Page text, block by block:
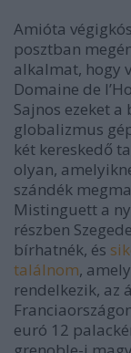
Amióta
posztban
alkalmat, hogy
Domaine de
Sajnos ezeket
globalizmus
két kereskedő
olyan,
szándék
Mistinguett a
részben
bírhatnék, és
találnom,
rendelkezik, az
euró 12